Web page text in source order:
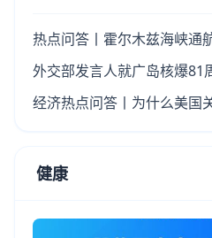
热点问答丨霍尔木兹海峡通
外交部发言人就广岛核爆81
经济热点问答丨为什么美国
健康